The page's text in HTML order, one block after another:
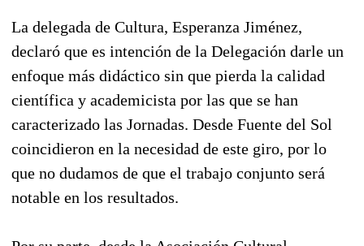
La delegada de Cultura, Esperanza Jiménez,
declaró que es intención de la Delegación darle un
enfoque más didáctico sin que pierda la calidad
científica y academicista por las que se han
caracterizado las Jornadas. Desde Fuente del Sol
coincidieron en la necesidad de este giro, por lo
que no dudamos de que el trabajo conjunto será
notable en los resultados.